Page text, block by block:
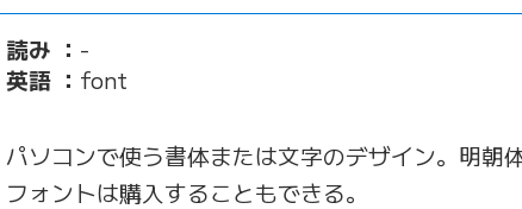
読み ： -
英語 ： font
パソコンで使う書体または文字のデザイン。明朝
フォントは購入することもできる。